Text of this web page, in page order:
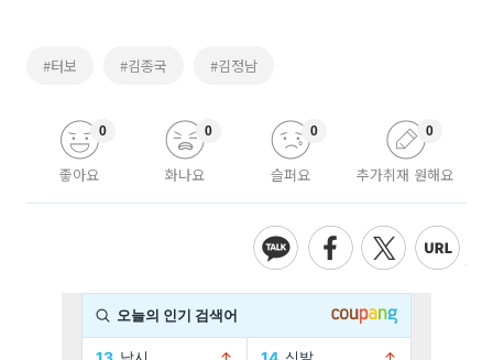
#터보 #김종국 #김정남
좋아요
0
화나요
0
슬퍼요
0
추가취재 원해요
0